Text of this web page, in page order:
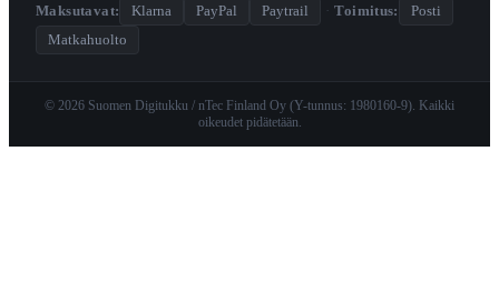
Maksutavat: Klarna PayPal Paytrail · Toimitus:
Posti
Matkahuolto
© 2026 Suomen Digitukku / nTec Finland Oy (Y-tunnus: 1980160-9). Kaikki
oikeudet pidätetään.